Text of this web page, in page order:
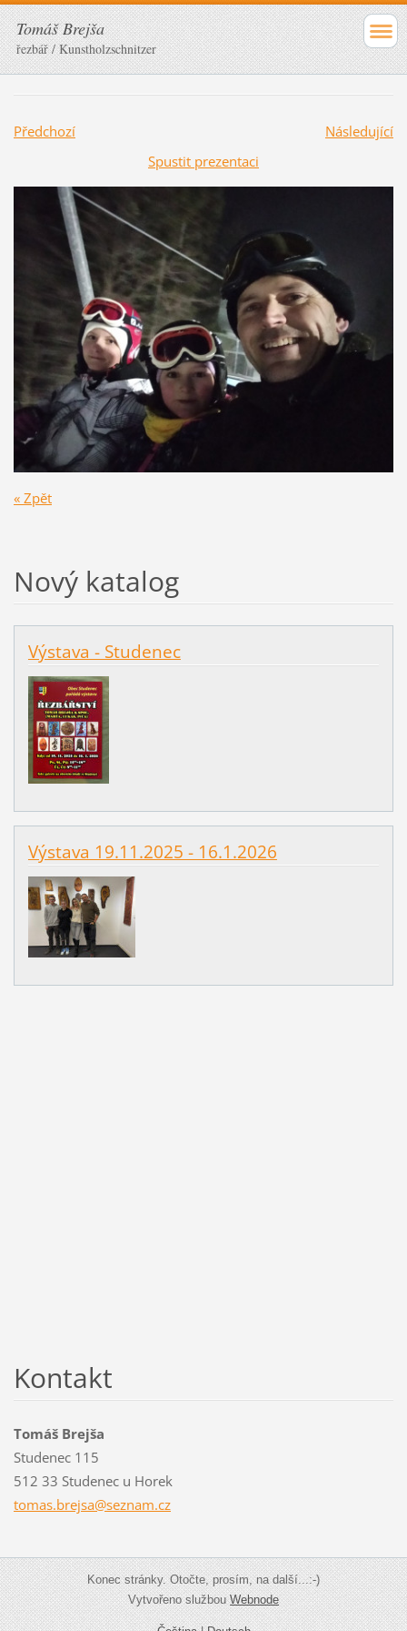
Tomáš Brejša
řezbář / Kunstholzschnitzer
Předchozí
Následující
Spustit prezentaci
« Zpět
Nový katalog
Výstava - Studenec
Výstava 19.11.2025 - 16.1.2026
Kontakt
Tomáš Brejša
Studenec 115
512 33 Studenec u Horek
tomas.brejsa@seznam.cz
Konec stránky. Otočte, prosím, na další...:-)
Vytvořeno službouWebnode